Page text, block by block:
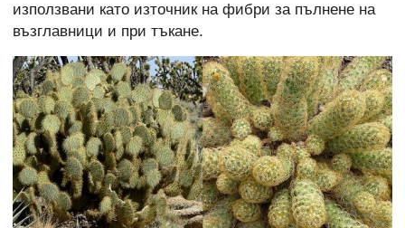
използвани като източник на фибри за пълнене на
възглавници и при тъкане.